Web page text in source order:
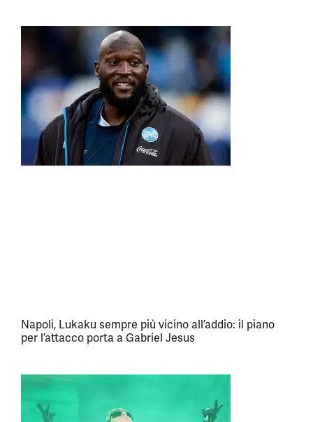
Napoli, Lukaku sempre più vicino all’addio: il piano
per l’attacco porta a Gabriel Jesus